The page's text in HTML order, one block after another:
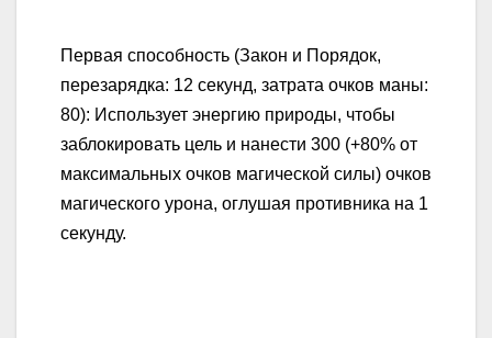
Первая способность (Закон и Порядок,
перезарядка: 12 секунд, затрата очков маны:
80): Использует энергию природы, чтобы
заблокировать цель и нанести 300 (+80% от
максимальных очков магической силы) очков
магического урона, оглушая противника на 1
секунду.